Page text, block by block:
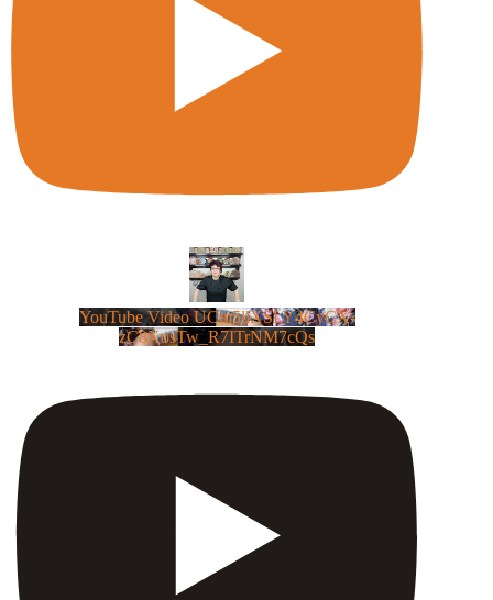
YouTube Video UCm5llXSLY4CyCX-
zC8XosTw_R7ITrNM7cQs